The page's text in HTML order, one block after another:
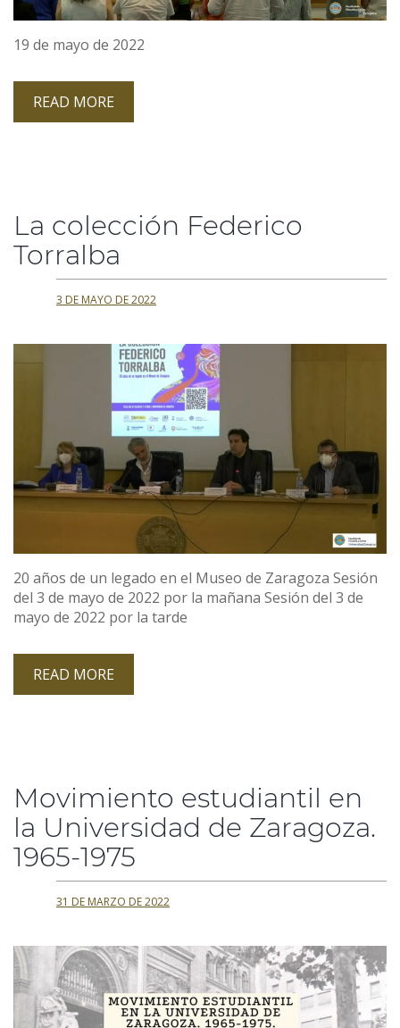
19 de mayo de 2022
READ MORE
La colección Federico
Torralba
3 DE MAYO DE 2022
20 años de un legado en el Museo de Zaragoza Sesión
del 3 de mayo de 2022 por la mañana Sesión del 3 de
mayo de 2022 por la tarde
READ MORE
Movimiento estudiantil en
la Universidad de Zaragoza.
1965-1975
31 DE MARZO DE 2022